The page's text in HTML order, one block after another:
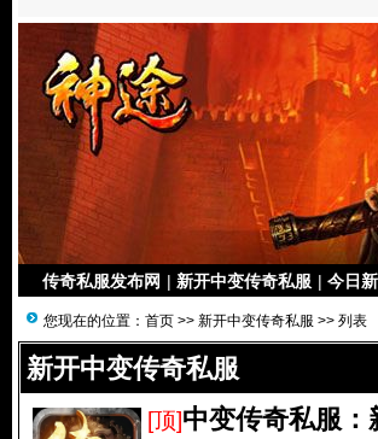
传奇私服发布网 | 新开中变传奇私服 | 今日
您现在的位置： 首页 >> 新开中变传奇私服 >> 列表
新开中变传奇私服
[顶]中变传奇私服